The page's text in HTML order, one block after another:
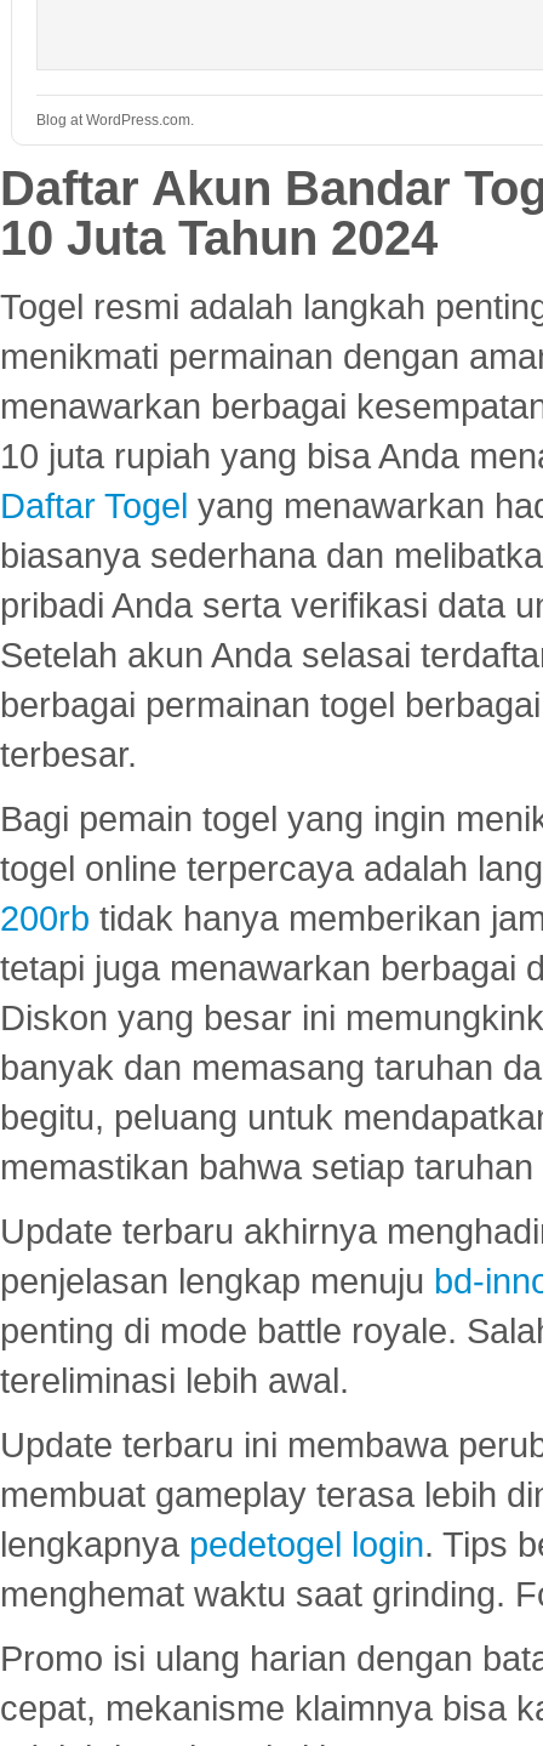
Blog at WordPress.com.
Daftar Akun Bandar
10 Juta Tahun 2024
Togel resmi adalah langkah
menikmati permainan dengan
menawarkan berbagai
10 juta rupiah yang bisa Anda
Daftar Togel yang menawarkan
biasanya sederhana dan
pribadi Anda serta verifikasi data
Setelah akun Anda selasai
berbagai permainan togel
terbesar.
Bagi pemain togel yang ingin
togel online terpercaya adalah
200rb tidak hanya memberikan
tetapi juga menawarkan berbagai
Diskon yang besar ini
banyak dan memasang taruhan
begitu, peluang untuk
memastikan bahwa setiap
Update terbaru akhirnya
penjelasan lengkap menuju bd-
penting di mode battle royale.
tereliminasi lebih awal.
Update terbaru ini membawa
membuat gameplay terasa lebih
lengkapnya pedetogel login. Tips
menghemat waktu saat grinding.
Promo isi ulang harian dengan
cepat, mekanisme klaimnya bisa